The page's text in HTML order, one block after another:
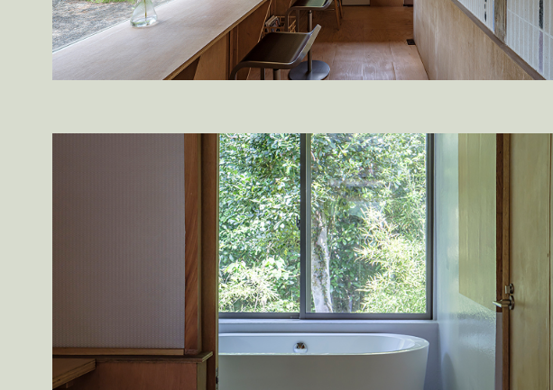
つりはいらないよ食堂 住総研 2023 開宅舎のためのメンテナ
吉野台団地 いすみがく